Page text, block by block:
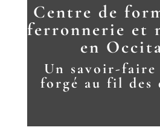
Centre de
ferronnerie et
en
Un savoir-
forgé au fil des